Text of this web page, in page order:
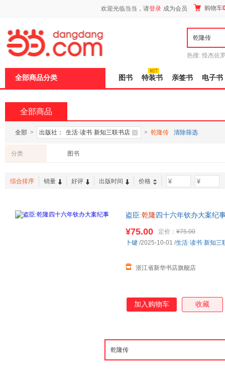
欢迎光临当当，请登录 成为会员 购物车
热搜: 怪杰佐
全部商品分类 图书 特装书 亲签书 电子书
全部商品
全部 > 出版社： 生活·读书·新知三联书店 > 乾隆传 清除筛选
分类 图书
综合排序 销量 好评 出版时间 价格 -
盗臣:乾隆 四十六年钦办大案纪
¥75.00 定价： ¥75.00
浙江省新华书店旗舰店
卜键 /2025-10-01 /生活·读书·新知三
加入购物车 收藏
页
加